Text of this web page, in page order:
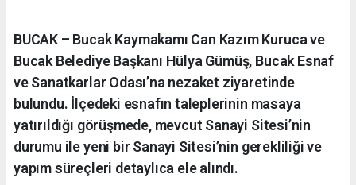
BUCAK – Bucak Kaymakamı Can Kazım Kuruca ve
Bucak Belediye Başkanı Hülya Gümüş, Bucak Esnaf
ve Sanatkarlar Odası’na nezaket ziyaretinde
bulundu. İlçedeki esnafın taleplerinin masaya
yatırıldığı görüşmede, mevcut Sanayi Sitesi’nin
durumu ile yeni bir Sanayi Sitesi’nin gerekliliği ve
yapım süreçleri detaylıca ele alındı.